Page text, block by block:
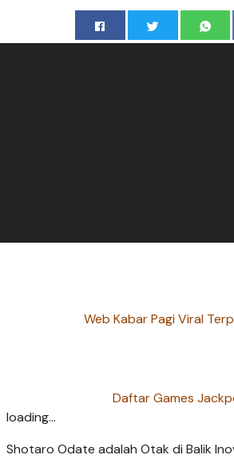
Web Kabar Pagi Viral
Daftar Games
loading...
Shotaro Odate adalah Otak di Balik